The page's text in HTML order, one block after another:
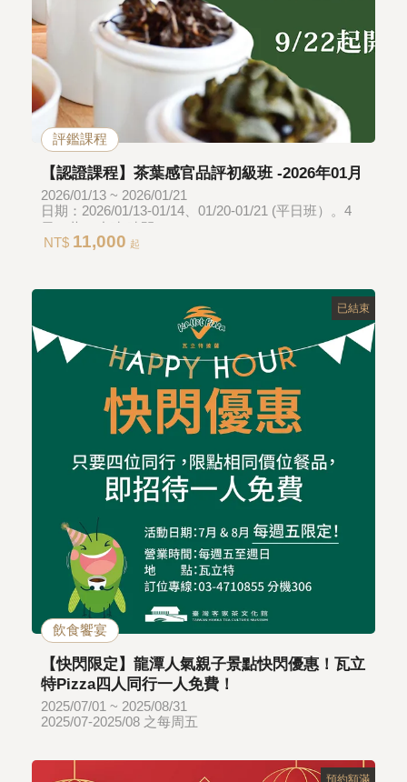
評鑑課程
【認證課程】茶葉感官品評初級班 -2026年01月
2026/01/13 ~ 2026/01/21
日期：2026/01/13-01/14、01/20-01/21 (平日班）。4
天，共30小時 時間：09:00-17:40
NT$ 11,000 起
已結束
飲食饗宴
【快閃限定】龍潭人氣親子景點快閃優惠！瓦立
特Pizza四人同行一人免費！
2025/07/01 ~ 2025/08/31
2025/07-2025/08 之每周五
預約額滿